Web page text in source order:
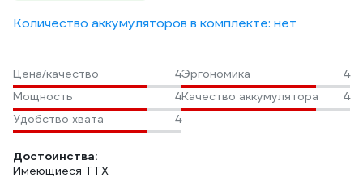
Количество аккумуляторов в комплекте: нет
Цена/качество 4Эргономика
4
Мощность
4Качество аккумулятора
4
Удобство хвата
4
Достоинства:
Имеющиеся ТТХ